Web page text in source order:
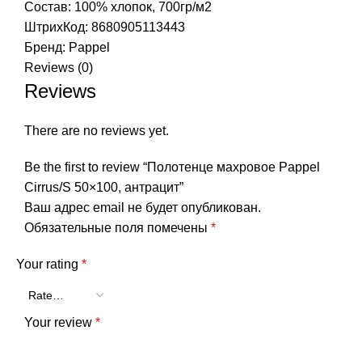
Состав: 100% хлопок, 700гр/м2
ШтрихКод: 8680905113443
Бренд: Pappel
Reviews (0)
Reviews
There are no reviews yet.
Be the first to review “Полотенце махровое Pappel
Cirrus/S 50×100, антрацит”
Ваш адрес email не будет опубликован.
Обязательные поля помечены *
Your rating *
Your review *